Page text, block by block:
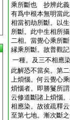
乘所斷也 抄辨此義
有爲中根本無明當
相當初劫所斷。以
所斷。此中生相所
二相。當覺心乘所
縁乘所斷。故普觀
一種。及三不相應
此解恐不當矣。第
上煩惱。何云覺心
煩惱者。即勝鬘所
云修道斷諸上煩惱
相應染。故彼疏釋
至第七地。漸次斷